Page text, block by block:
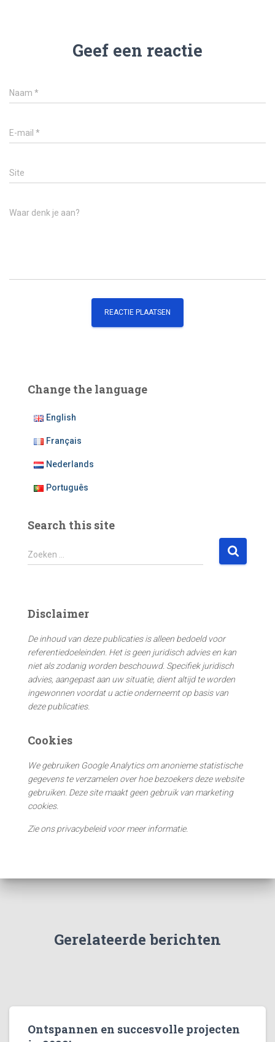
Geef een reactie
Naam *
E-mail *
Site
Waar denk je aan?
Change the language
English
Français
Nederlands
Português
Search this site
Z
o
n
a
a
r
:
Zoeken …
Disclaimer
De inhoud van deze publicaties is alleen bedoeld voor
referentiedoeleinden. Het is geen juridisch advies en kan
niet als zodanig worden beschouwd. Specifiek juridisch
advies, aangepast aan uw situatie, dient altijd te worden
ingewonnen voordat u actie onderneemt op basis van
deze publicaties.
Cookies
We gebruiken Google Analytics om anonieme statistische
gegevens te verzamelen over hoe bezoekers deze website
gebruiken. Deze site maakt geen gebruik van marketing
cookies.
Zie ons privacybeleid voor meer informatie.
Gerelateerde berichten
Ontspannen en succesvolle projecten